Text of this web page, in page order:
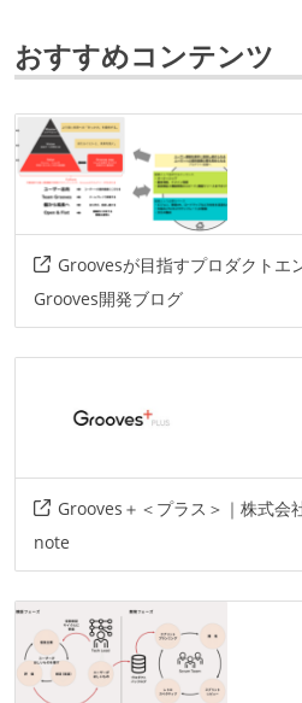
データベース
mysql
redis
ソースコード管理
git
プロジェクト管理
pivotaltracker
情報共有ツール
poltergeist
capybara
wercker
docker
sentry
その他、現場で使われてい
おすすめコンテンツ
Groovesが目指すプロダクトエ
Grooves開発ブログ
Grooves＋＜プラス＞｜株式会
note